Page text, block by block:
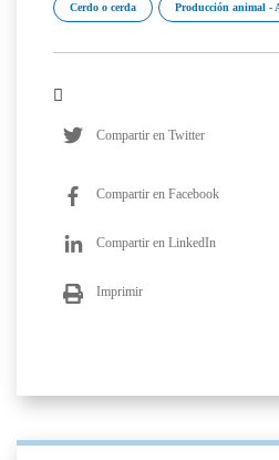
Cerdo o cerda Producción animal -
Compartir en Twitter
Compartir en Facebook
Compartir en LinkedIn
Imprimir